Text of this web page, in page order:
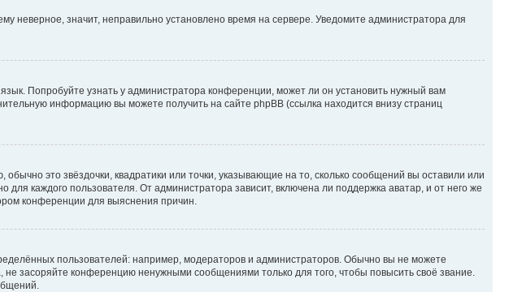
неверное, значит, неправильно установлено время на сервере. Уведомите администратора для
Попробуйте узнать у администратора конференции, может ли он установить нужный вам
информацию вы можете получить на сайте phpBB (ссылка находится внизу страниц
это звёздочки, квадратики или точки, указывающие на то, сколько сообщений вы оставили или
каждого пользователя. От администратора зависит, включена ли поддержка аватар, и от него же
конференции для выяснения причин.
пользователей: например, модераторов и администраторов. Обычно вы не можете
засоряйте конференцию ненужными сообщениями только для того, чтобы повысить своё звание.